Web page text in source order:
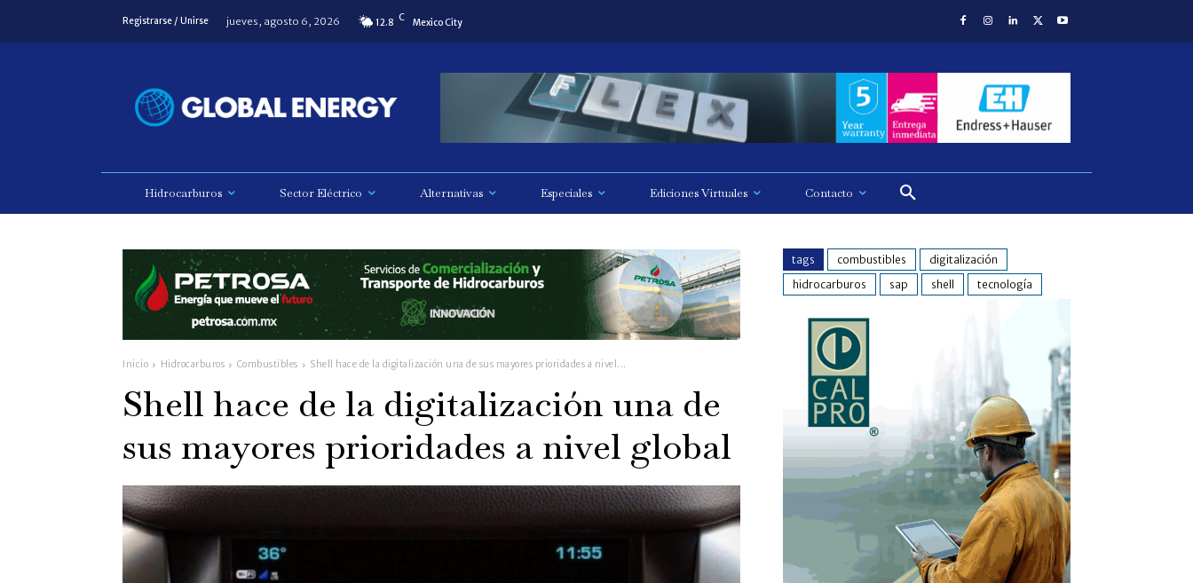
Registrarse / Unirse jueves, agosto 6, 2026 12.8 C Mexico City
Hidrocarburos Sector Eléctrico Alternativas Especiales Ediciones Virtuales Contacto
Inicio Hidrocarburos Combustibles Shell hace de la digitalización una de sus mayores prioridades a nivel...
Shell hace de la digitalización una de
sus mayores prioridades a nivel global
tags combustibles
digitalización
hidrocarburos
sap shell tecnología